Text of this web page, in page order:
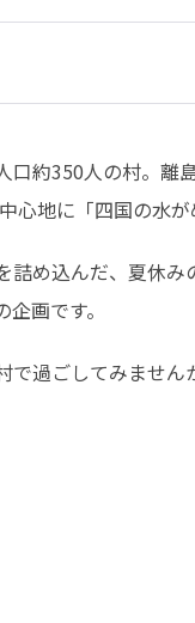
約350人の村。離
地に「四国の水
め込んだ、夏休み
画です。
で過ごしてみません